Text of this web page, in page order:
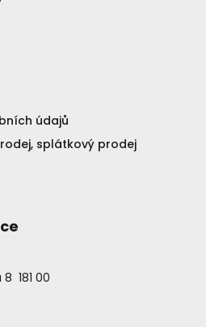
údajů
splátkový prodej
181 00